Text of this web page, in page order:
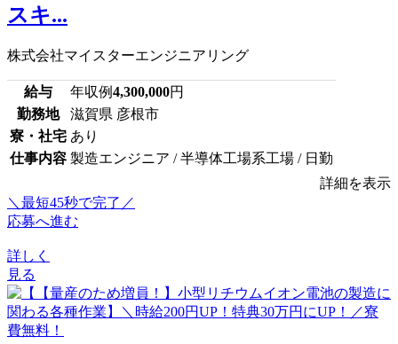
スキ...
株式会社マイスターエンジニアリング
給与 年収例4,300,000円
勤務地
滋賀県 彦根市
寮・社宅 あり
仕事内容 製造エンジニア / 半導体工場系工場 / 日勤
詳細を表示
＼最短45秒で完了／
応募へ進む
詳しく
見る